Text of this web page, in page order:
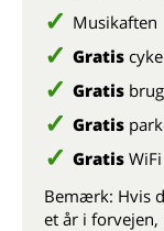
Musikaften
Gratis
Gratis
Gratis
Gratis WiFi
Bemærk: Hvis
et år i